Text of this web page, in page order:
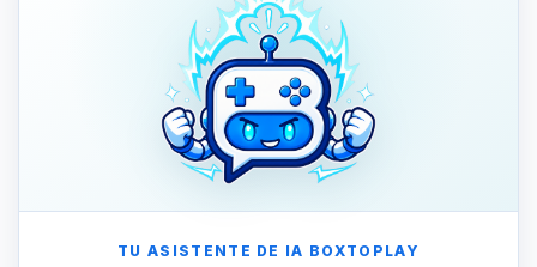
TU ASISTENTE DE IA BOXTOPLAY